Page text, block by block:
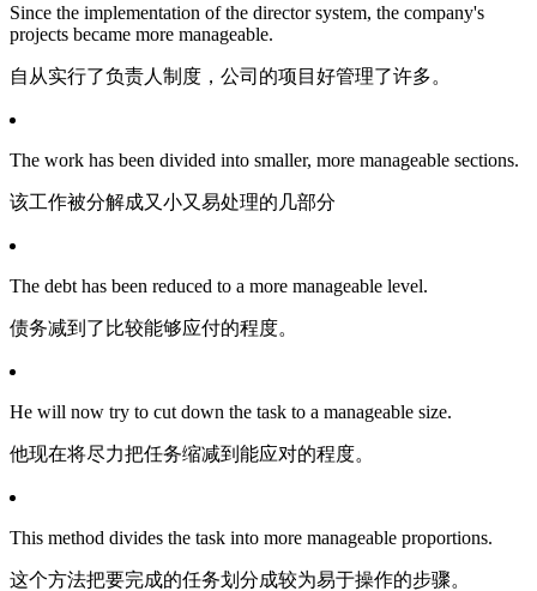
Since the implementation of the director system, the company's
projects became more manageable.
自从实行了负责人制度，公司的项目好管理了许多。
The work has been divided into smaller, more manageable sections.
该工作被分解成又小又易处理的几部分
The debt has been reduced to a more manageable level.
债务减到了比较能够应付的程度。
He will now try to cut down the task to a manageable size.
他现在将尽力把任务缩减到能应对的程度。
This method divides the task into more manageable proportions.
这个方法把要完成的任务划分成较为易于操作的步骤。